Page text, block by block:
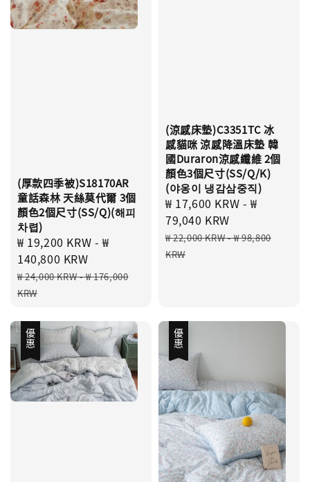
(厚款四季被)S18170AR
童話森林 天絲莫代爾 3個
顏色2個尺寸(SS/Q)(해피
차렵)
Sale
price
₩ 19,200 KRW -₩
140,800 KRW
Regular
price
₩ 24,000 KRW-₩ 176,000
KRW
(涼感床墊)C3351TC 冰
感貓咪 涼感降溫床墊 韓
國Duraron涼感纖維 2個
顏色3個尺寸(SS/Q/K)
(야옹이 냉감삼중직)
Sale
price
₩ 17,600 KRW -₩
79,040 KRW
Regular
price
₩ 22,000 KRW-₩ 98,800
KRW
優惠 優惠